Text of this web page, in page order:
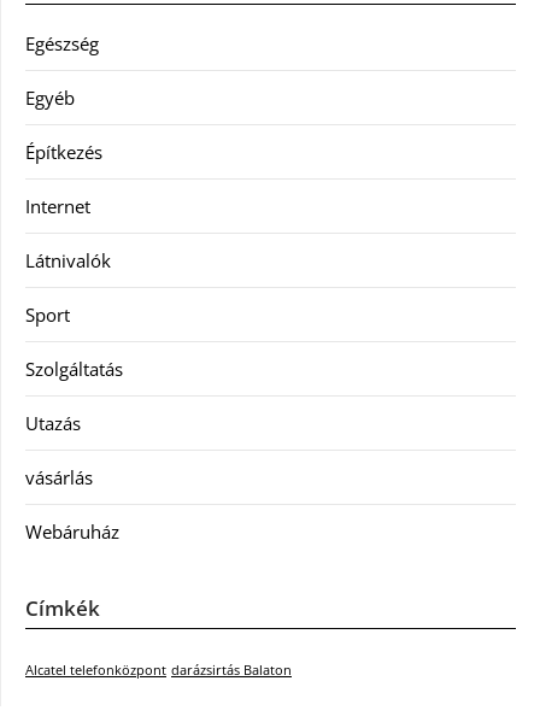
Egészség
Egyéb
Építkezés
Internet
Látnivalók
Sport
Szolgáltatás
Utazás
vásárlás
Webáruház
Címkék
Alcatel telefonközpont darázsirtás Balaton